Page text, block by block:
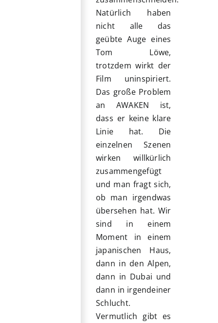
Natürlich haben
nicht alle das
geübte Auge eines
Tom Löwe,
trotzdem wirkt der
Film uninspiriert.
Das große Problem
an AWAKEN ist,
dass er keine klare
Linie hat. Die
einzelnen Szenen
wirken willkürlich
zusammengefügt
und man fragt sich,
ob man irgendwas
übersehen hat. Wir
sind in einem
Moment in einem
japanischen Haus,
dann in den Alpen,
dann in Dubai und
dann in irgendeiner
Schlucht.
Vermutlich gibt es